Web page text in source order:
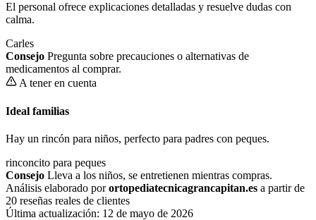
El personal ofrece explicaciones detalladas y resuelve dudas con
calma.
Carles
Consejo Pregunta sobre precauciones o alternativas de
medicamentos al comprar.
A tener en cuenta
Ideal familias
Hay un rincón para niños, perfecto para padres con peques.
rinconcito para peques
Consejo Lleva a los niños, se entretienen mientras compras.
Análisis elaborado porortopediatecnicagrancapitan.es a partir de
20 reseñas reales de clientes
Última actualización: 12 de mayo de 2026